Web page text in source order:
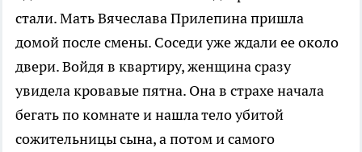
стали. Мать Вячеслава Прилепина пришла
домой после смены. Соседи уже ждали ее около
двери. Войдя в квартиру, женщина сразу
увидела кровавые пятна. Она в страхе начала
бегать по комнате и нашла тело убитой
сожительницы сына, а потом и самого